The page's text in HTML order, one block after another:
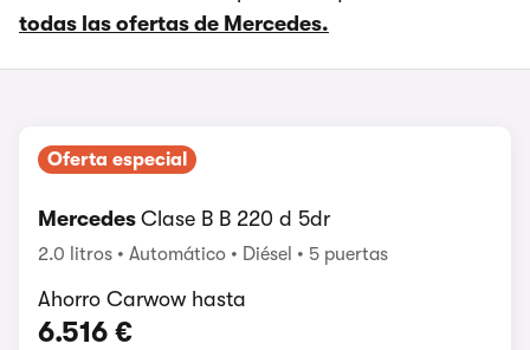
todas las ofertas de Mercedes.
Oferta especial
Mercedes Clase B B 220 d 5dr
2.0 litros Automático Diésel 5 puertas
Ahorro Carwow hasta
6.516 €